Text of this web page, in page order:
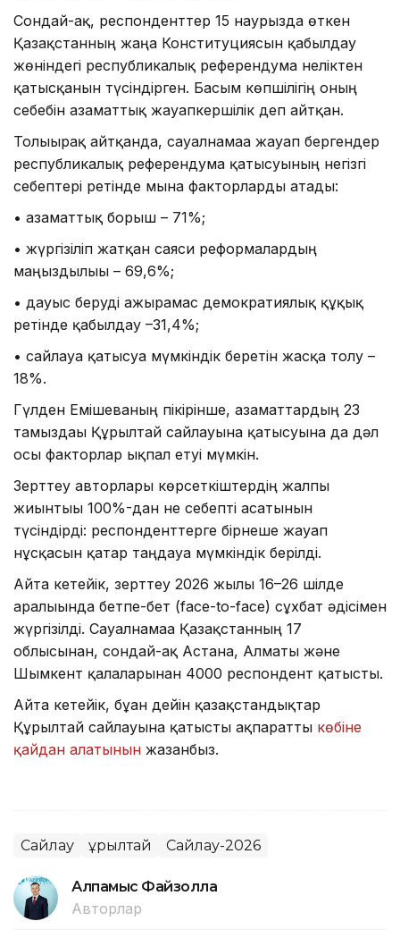
Сондай-ақ, респонденттер 15 наурызда өткен
Қазақстанның жаңа Конституциясын қабылдау
жөніндегі республикалық референдумға неліктен
қатысқанын түсіндірген. Басым көпшілігің оның
себебін азаматтық жауапкершілік деп айтқан.
Толығырақ айтқанда, сауалнамаға жауап бергендер
республикалық референдумға қатысуының негізгі
себептері ретінде мына факторларды атады:
• азаматтық борыш – 71%;
• жүргізіліп жатқан саяси реформалардың
маңыздылығы – 69,6%;
• дауыс беруді ажырамас демократиялық құқық
ретінде қабылдау –31,4%;
• сайлауға қатысуға мүмкіндік беретін жасқа толу –
18%.
Гүлден Емішеваның пікірінше, азаматтардың 23
тамыздағы Құрылтай сайлауына қатысуына да дәл
осы факторлар ықпал етуі мүмкін.
Зерттеу авторлары көрсеткіштердің жалпы
жиынтығы 100%-дан не себепті асатынын
түсіндірді: респонденттерге бірнеше жауап
нұсқасын қатар таңдауға мүмкіндік берілді.
Айта кетейік, зерттеу 2026 жылғы 16–26 шілде
аралығында бетпе-бет (face-to-face) сұхбат әдісімен
жүргізілді. Сауалнамаға Қазақстанның 17
облысынан, сондай-ақ Астана, Алматы және
Шымкент қалаларынан 4000 респондент қатысты.
Айта кетейік, бұған дейін қазақстандықтар
Құрылтай сайлауына қатысты ақпаратты көбіне
қайдан алатынын жазғанбыз.
Сайлау Құрылтай Сайлау-2026
Алпамыс Файзолла
Авторлар